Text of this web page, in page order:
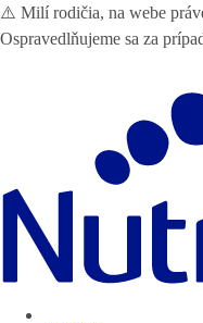
⚠️ Milí rodičia, na webe
Ospravedlňujeme sa za